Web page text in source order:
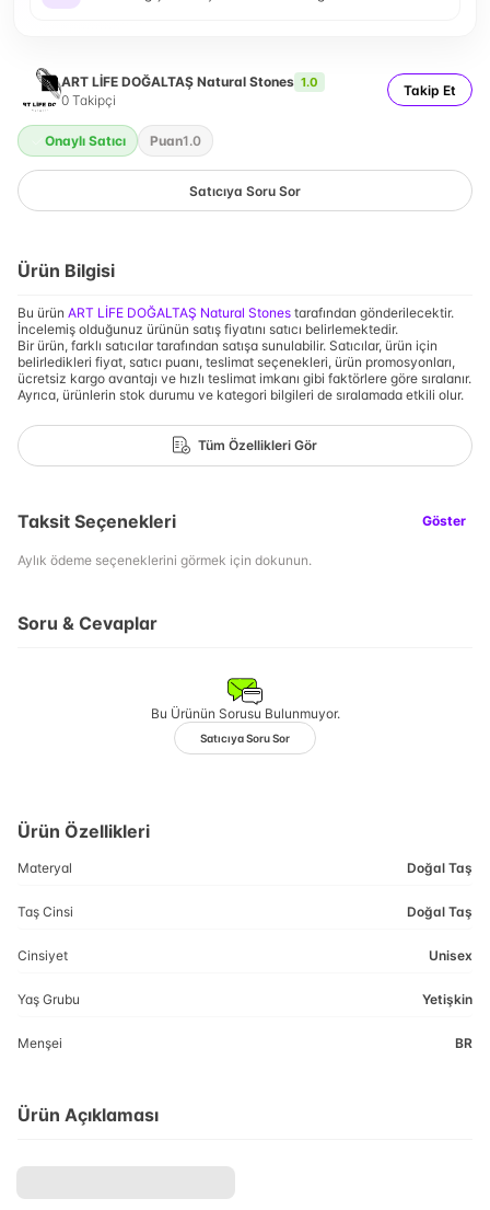
ART LİFE DOĞALTAŞ Natural Stones 1.0
0 Takipçi
Takip Et
Onaylı Satıcı Puan1.0
Satıcıya Soru Sor
Ürün Bilgisi
Bu ürün ART LİFE DOĞALTAŞ Natural Stones tarafından gönderilecektir.
İncelemiş olduğunuz ürünün satış fiyatını satıcı belirlemektedir.
Bir ürün, farklı satıcılar tarafından satışa sunulabilir. Satıcılar, ürün için
belirledikleri fiyat, satıcı puanı, teslimat seçenekleri, ürün promosyonları,
ücretsiz kargo avantajı ve hızlı teslimat imkanı gibi faktörlere göre sıralanır.
Ayrıca, ürünlerin stok durumu ve kategori bilgileri de sıralamada etkili olur.
Tüm Özellikleri Gör
Taksit Seçenekleri Göster
Aylık ödeme seçeneklerini görmek için dokunun.
Soru & Cevaplar
Bu Ürünün Sorusu Bulunmuyor.
Satıcıya Soru Sor
Ürün Özellikleri
Materyal Doğal Taş
Taş Cinsi Doğal Taş
Cinsiyet Unisex
Yaş Grubu Yetişkin
Menşei BR
Ürün Açıklaması